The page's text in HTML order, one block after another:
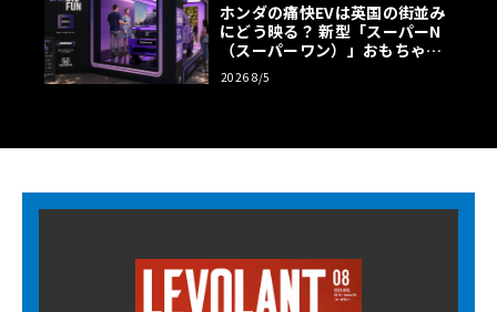
ホンダの痛快EVは英国の街並み
にどう映る？ 新型「スーパーN
（スーパーワン）」おもちゃ箱
ツアーの全貌
2026 8/5